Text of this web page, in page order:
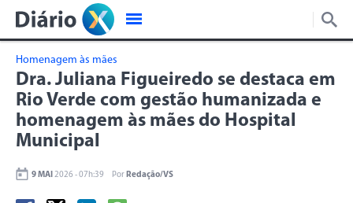
Homenagem às mães
Dra. Juliana Figueiredo se destaca em
Rio Verde com gestão humanizada e
homenagem às mães do Hospital
Municipal
9 MAI 2026 - 07h:39 Por Redação/VS